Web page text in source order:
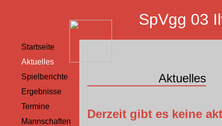
Aktuelles
Derzeit gibt es keine
SpVgg 03
Startseite
Aktuelles
Spielberichte
Ergebnisse
Termine
Mannschaften